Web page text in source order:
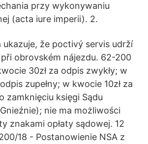
przy wykonywaniu
(acta iure imperii). 2.
ukazuje, že poctivý servis udrží
obrovském nájezdu. 62-200
30zł za odpis zwykły; w
zupełny; w kwocie 10zł za
zamknięciu księgi Sądu
nie ma możliwości
znakami opłaty sądowej. 12
18 - Postanowienie NSA z